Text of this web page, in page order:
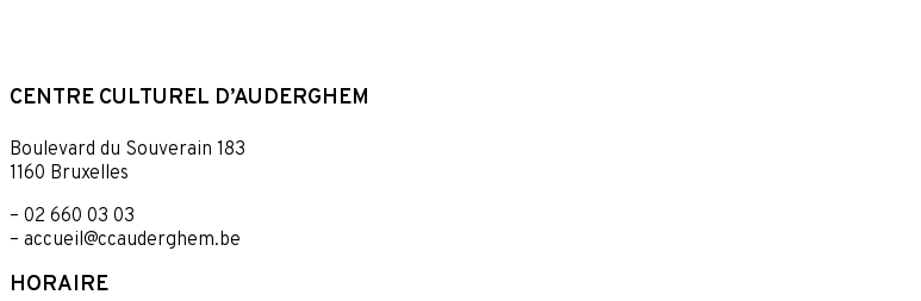
CENTRE CULTUREL D’AUDERGHEM
Boulevard du Souverain 183
1160 Bruxelles
– 02 660 03 03
– accueil@ccauderghem.be
HORAIRE